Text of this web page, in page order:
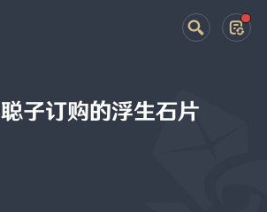
聪子订购的浮生石片